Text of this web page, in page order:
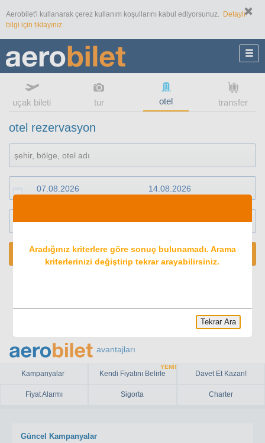
Aerobilet'i kullanarak çerez kullanım koşullarını kabul ediyorsunuz.
Detaylı
bilgi için tıklayınız.
uçak bileti tur otel transfer
otel rezervasyon
1 oda 2 konuk
ARA
avantajları
Kampanyalar Kendi Fiyatını Belirle
YENİ!
Davet Et Kazan!
Fiyat Alarmı Sigorta Charter
Güncel Kampanyalar
Aradığınız kriterlere göre sonuç bulunamadı. Arama
kriterlerinizi değiştirip tekrar arayabilirsiniz.
Tekrar Ara